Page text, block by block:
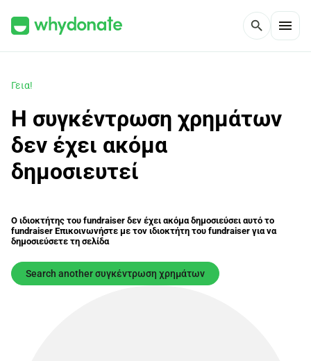
search menu
Γεια!
Η συγκέντρωση χρημάτων
δεν έχει ακόμα
δημοσιευτεί
Ο ιδιοκτήτης του fundraiser δεν έχει ακόμα δημοσιεύσει αυτό το
fundraiser Επικοινωνήστε με τον ιδιοκτήτη του fundraiser για να
δημοσιεύσετε τη σελίδα
Search another συγκέντρωση χρημάτων